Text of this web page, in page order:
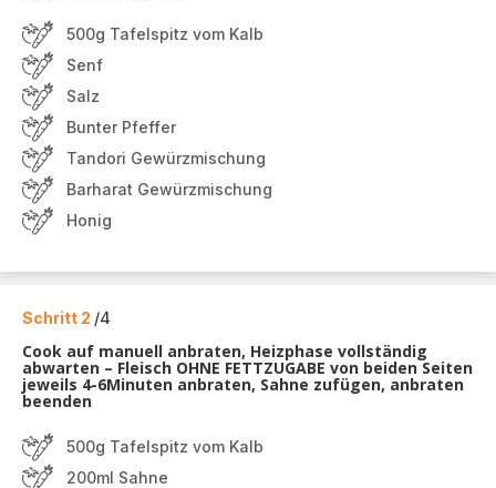
500g Tafelspitz vom Kalb
Senf
Salz
Bunter Pfeffer
Tandori Gewürzmischung
Barharat Gewürzmischung
Honig
Schritt 2 /4
Cook auf manuell anbraten, Heizphase vollständig
abwarten – Fleisch OHNE FETTZUGABE von beiden Seiten
jeweils 4-6Minuten anbraten, Sahne zufügen, anbraten
beenden
500g Tafelspitz vom Kalb
200ml Sahne